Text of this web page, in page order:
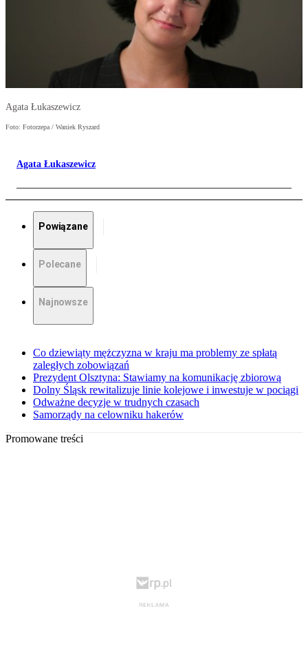
Agata Łukaszewicz
Foto: Fotorzepa / Waniek Ryszard
Agata Łukaszewicz
Powiązane
Polecane
Najnowsze
Co dziewiąty mężczyzna w kraju ma problemy ze spłatą
zaległych zobowiązań
Prezydent Olsztyna: Stawiamy na komunikację zbiorową
Dolny Śląsk rewitalizuje linie kolejowe i inwestuje w pociągi
Odważne decyzje w trudnych czasach
Samorządy na celowniku hakerów
Promowane treści